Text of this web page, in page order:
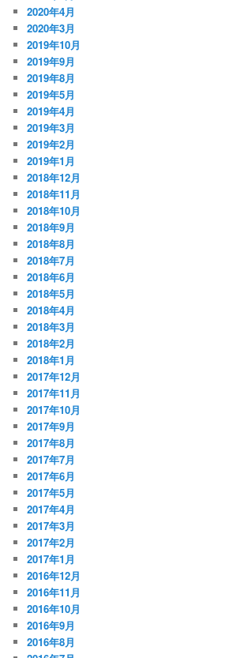
2020年4月
2020年3月
2019年10月
2019年9月
2019年8月
2019年5月
2019年4月
2019年3月
2019年2月
2019年1月
2018年12月
2018年11月
2018年10月
2018年9月
2018年8月
2018年7月
2018年6月
2018年5月
2018年4月
2018年3月
2018年2月
2018年1月
2017年12月
2017年11月
2017年10月
2017年9月
2017年8月
2017年7月
2017年6月
2017年5月
2017年4月
2017年3月
2017年2月
2017年1月
2016年12月
2016年11月
2016年10月
2016年9月
2016年8月